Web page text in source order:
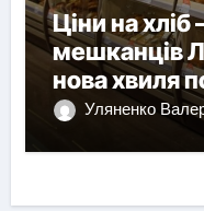
Ціни на
мешканців
нова хвиля
Уляненко